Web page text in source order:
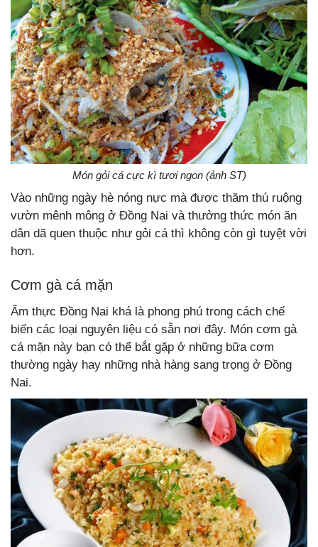
Món gỏi cá cực kì tươi ngon (ảnh ST)
Vào những ngày hè nóng nực mà được thăm thú ruộng
vườn mênh mông ở Đồng Nai và thưởng thức món ăn
dân dã quen thuộc như gỏi cá thì không còn gì tuyệt vời
hơn.
Cơm gà cá mặn
Ẩm thực Đồng Nai khá là phong phú trong cách chế
biến các loại nguyên liệu có sẵn nơi đây. Món cơm gà
cá mặn này bạn có thể bắt gặp ở những bữa cơm
thường ngày hay những nhà hàng sang trọng ở Đồng
Nai.